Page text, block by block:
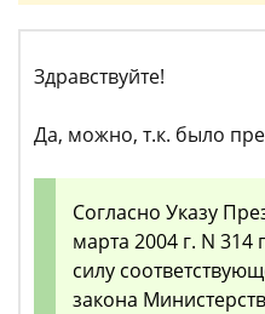
Здравствуйте!
Да, можно, т.к. было
Согласно Указу
марта 2004 г. N 314
силу
закона